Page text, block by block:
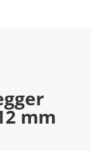
mm